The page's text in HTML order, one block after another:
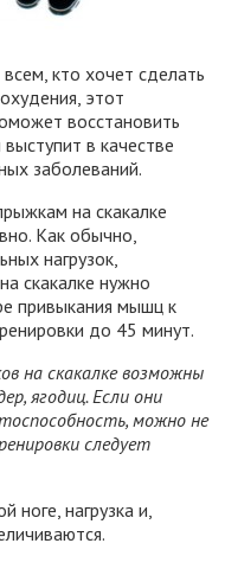
кто хочет сделать
этот
восстановить
в качестве
заболеваний.
на скакалке
Как обычно,
нагрузок,
скакалке нужно
привыкания мышц к
до 45 минут.
на скакалке возможны
ягодиц. Если они
можно не
следует
ноге, нагрузка и,